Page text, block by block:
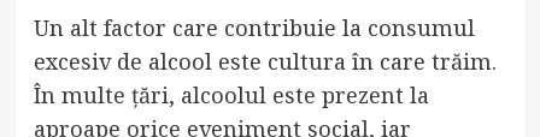
Un alt factor care contribuie la consumul
excesiv de alcool este cultura în care trăim.
În multe țări, alcoolul este prezent la
aproape orice eveniment social, iar